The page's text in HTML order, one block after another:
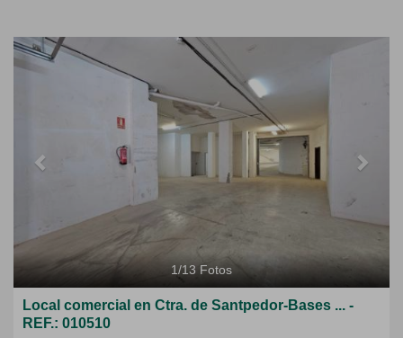
Previous
1/13 Fotos
Local comercial en Ctra. de Santpedor-Bases ... -
REF.: 010510